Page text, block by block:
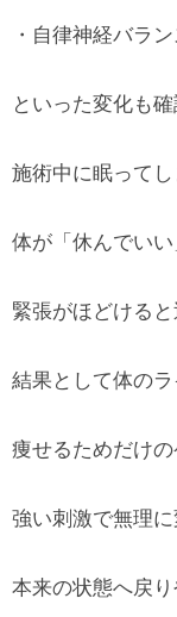
・自律神経バラ
といった変化も確
施術中に眠ってし
体が「休んでいい
緊張がほどけると
結果として体の
痩せるためだけ
強い刺激で無理に
本来の状態へ戻り